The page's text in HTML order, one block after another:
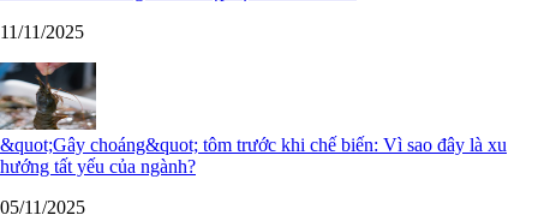
11/11/2025
&quot;Gây choáng&quot; tôm trước khi chế biến: Vì sao đây là xu
hướng tất yếu của ngành?
05/11/2025